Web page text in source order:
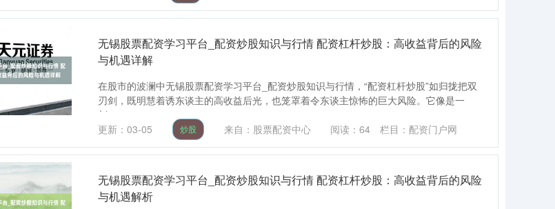
无锡股票配资学习平台_配资炒股知识与行情 配资杠杆炒股：高收益背后的风险
与机遇详解
在股市的波澜中无锡股票配资学习平台_配资炒股知识与行情，“配资杠杆炒股”如归拢把双
刃剑，既明慧着诱东谈主的高收益后光，也笼罩着令东谈主惊怖的巨大风险。它像是一
剂....
更新：03-05
炒股 来自：股票配资中心 阅读：64 栏目：配资门户网
无锡股票配资学习平台_配资炒股知识与行情 配资杠杆炒股：高收益背后的风险
与机遇解析